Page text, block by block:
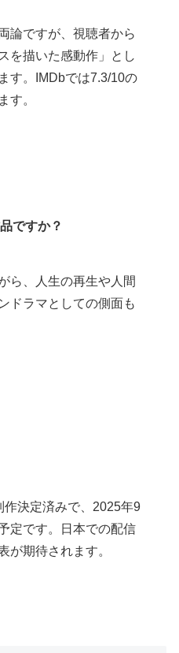
論ですが、視聴者から
を描いた感動作」とし
す。IMDbでは7.3/10の
す。
ですか？
ら、人生の再生や人間
ドラマとしての側面も
作決定済みで、2025年9
定です。日本での配信
が期待されます。